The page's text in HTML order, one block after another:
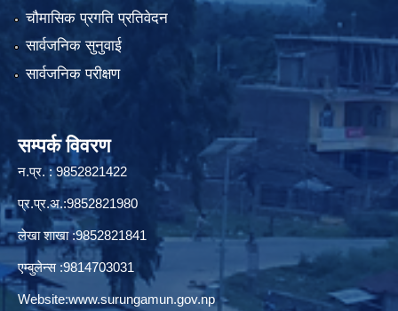
चौमासिक प्रगति प्रतिवेदन
सार्वजनिक सुनुवाई
सार्वजनिक परीक्षण
सम्पर्क विवरण
न.प्र. : 9852821422
प्र.प्र.अ.:9852821980
लेखा शाखा :9852821841
एम्बुलेन्स :9814703031
Website:www.surungamun.gov.np